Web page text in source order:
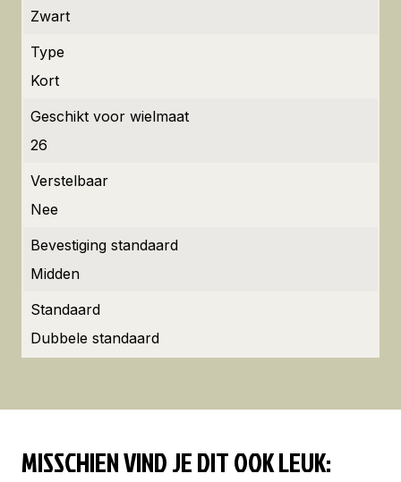
Zwart
Type
Kort
Geschikt voor wielmaat
26
Verstelbaar
Nee
Bevestiging standaard
Midden
Standaard
Dubbele standaard
MISSCHIEN VIND JE DIT OOK LEUK: